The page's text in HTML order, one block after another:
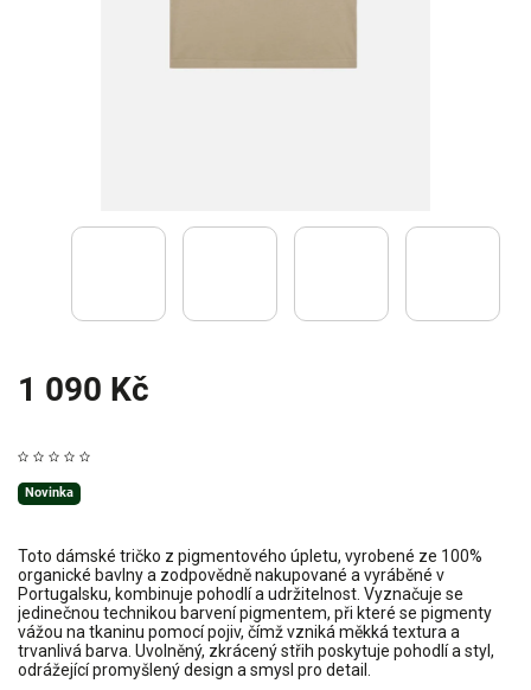
1 090 Kč
Novinka
Toto dámské tričko z pigmentového úpletu, vyrobené ze 100%
organické bavlny a zodpovědně nakupované a vyráběné v
Portugalsku, kombinuje pohodlí a udržitelnost. Vyznačuje se
jedinečnou technikou barvení pigmentem, při které se pigmenty
vážou na tkaninu pomocí pojiv, čímž vzniká měkká textura a
trvanlivá barva. Uvolněný, zkrácený střih poskytuje pohodlí a styl,
odrážející promyšlený design a smysl pro detail.